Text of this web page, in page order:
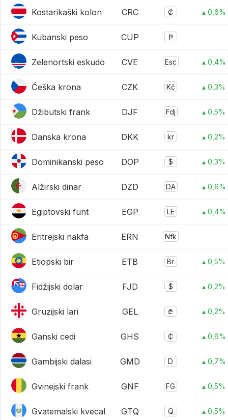
Kostarikaški kolon CRC ₡ ▴ 0,6%
Kubanski peso CUP ₱
Zelenortski eskudo CVE Esc ▴ 0,4%
Češka krona CZK Kč ▴ 0,3%
Džibutski frank DJF Fdj ▴ 0,5%
Danska krona DKK kr ▴ 0,2%
Dominikanski peso DOP $ ▴ 0,3%
Alžirski dinar DZD DA ▴ 0,6%
Egiptovski funt EGP LE ▴ 0,4%
Eritrejski nakfa ERN Nfk
Etiopski bir ETB Br ▴ 0,5%
Fidžijski dolar FJD $ ▴ 0,2%
Gruzijski lari GEL ₾ ▴ 0,2%
Ganski cedi GHS ₵ ▴ 0,6%
Gambijski dalasi GMD D ▴ 0,7%
Gvinejski frank GNF FG ▴ 0,5%
Gvatemalski kvecal GTQ Q ▴ 0,5%